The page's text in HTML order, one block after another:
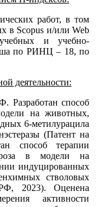
работ, в том
в Scopus и/или Web
и учебно-
по РИНЦ – 18, по
деятельности:
Разработан способ
на животных,
6-метилурацила
(Патент на
способ терапии
в модели на
индуцированных
стволовых
2023). Оценена
активности